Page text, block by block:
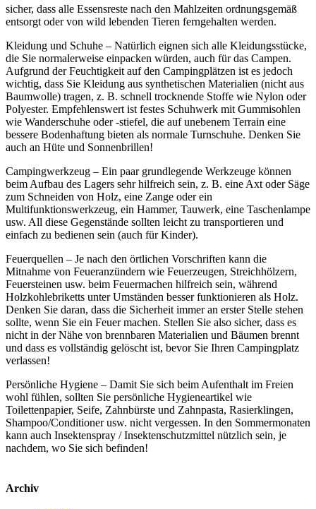
sicher, dass alle Essensreste nach den Mahlzeiten ordnungsgemäß
entsorgt oder von wild lebenden Tieren ferngehalten werden.
Kleidung und Schuhe – Natürlich eignen sich alle Kleidungsstücke,
die Sie normalerweise einpacken würden, auch für das Campen.
Aufgrund der Feuchtigkeit auf den Campingplätzen ist es jedoch
wichtig, dass Sie Kleidung aus synthetischen Materialien (nicht aus
Baumwolle) tragen, z. B. schnell trocknende Stoffe wie Nylon oder
Polyester. Empfehlenswert ist festes Schuhwerk mit Gummisohlen
wie Wanderschuhe oder -stiefel, die auf unebenem Terrain eine
bessere Bodenhaftung bieten als normale Turnschuhe. Denken Sie
auch an Hüte und Sonnenbrillen!
Campingwerkzeug – Ein paar grundlegende Werkzeuge können
beim Aufbau des Lagers sehr hilfreich sein, z. B. eine Axt oder Säge
zum Schneiden von Holz, eine Zange oder ein
Multifunktionswerkzeug, ein Hammer, Tauwerk, eine Taschenlampe
usw. All diese Gegenstände sollten leicht zu transportieren und
einfach zu bedienen sein (auch für Kinder).
Feuerquellen – Je nach den örtlichen Vorschriften kann die
Mitnahme von Feueranzündern wie Feuerzeugen, Streichhölzern,
Feuersteinen usw. beim Feuermachen hilfreich sein, während
Holzkohlebriketts unter Umständen besser funktionieren als Holz.
Denken Sie daran, dass die Sicherheit immer an erster Stelle stehen
sollte, wenn Sie ein Feuer machen. Stellen Sie also sicher, dass es
nicht in der Nähe von brennbaren Materialien und Bäumen brennt
und dass es vollständig gelöscht ist, bevor Sie Ihren Campingplatz
verlassen!
Persönliche Hygiene – Damit Sie sich beim Aufenthalt im Freien
wohl fühlen, sollten Sie persönliche Hygieneartikel wie
Toilettenpapier, Seife, Zahnbürste und Zahnpasta, Rasierklingen,
Shampoo/Conditioner usw. nicht vergessen. In den Sommermonaten
kann auch Insektenspray / Insektenschutzmittel nützlich sein, je
nachdem, wo Sie sich befinden!
Archiv